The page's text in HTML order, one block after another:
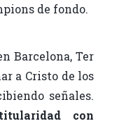
de fondo.
Barcelona, Ter
a Cristo de los
señales.
con